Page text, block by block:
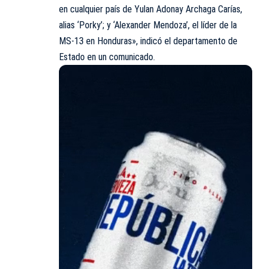
en cualquier país de Yulan Adonay Archaga Carías,
alias ‘Porky’; y ‘Alexander Mendoza’, el líder de la
MS-13 en Honduras», indicó el departamento de
Estado en un comunicado.